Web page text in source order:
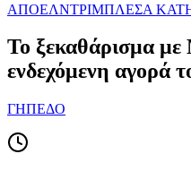
ΑΠΟΕΛΝΤΡΙΜΠΛΕΣΑ
To ξεκαθάρισμα με
ενδεχόμενη αγορά
ΓΗΠΕΔΟ